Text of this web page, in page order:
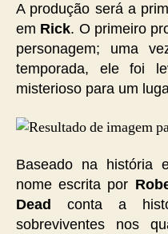
A produção será a
em Rick. O primeiro
personagem; uma
temporada, ele foi
misterioso para um
Baseado na história
nome escrita por
Dead
conta a
sobreviventes nos